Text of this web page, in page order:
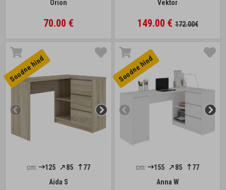
Orion
70.00 €
Vektor
149.00 €172.00€
Soodne hind
cm: 125 85
77
Aida S
Soodne hind
cm: 155 85
77
Anna W